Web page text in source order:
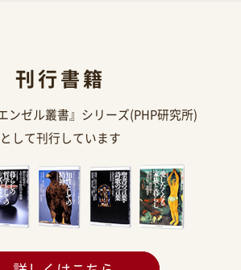
刊行書籍
ンゼル叢書』シリーズ(PHP研究所)
として刊行しています